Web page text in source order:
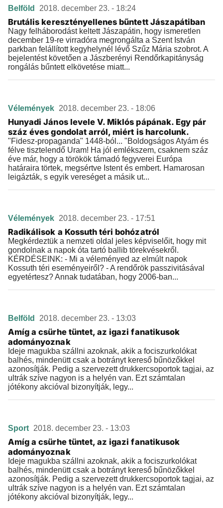
Belföld 2018. december 23. - 18:24
Brutális keresztényellenes bűntett Jászapátiban
Nagy felháborodást keltett Jászapátin, hogy ismeretlen
december 19-re virradóra megrongálta a Szent István
parkban felállított kegyhelynél lévő Szűz Mária szobrot. A
bejelentést követően a Jászberényi Rendőrkapitányság
rongálás bűntett elkövetése miatt...
Vélemények 2018. december 23. - 18:06
Hunyadi János levele V. Miklós pápának. Egy pár
száz éves gondolat arról, miért is harcolunk.
"Fidesz-propaganda" 1448-ból... "Boldogságos Atyám és
félve tisztelendő Uram! Ha jól emlékszem, csaknem száz
éve már, hogy a törökök támadó fegyverei Európa
határaira törtek, megsértve Istent és embert. Hamarosan
leigázták, s egyik vereséget a másik ut...
Vélemények 2018. december 23. - 17:51
Radikálisok a Kossuth téri bohózatról
Megkérdeztük a nemzeti oldal jeles képviselőit, hogy mit
gondolnak a napok óta tartó ballib törekvésekről.
KÉRDÉSEINK: - Mi a véleményed az elmúlt napok
Kossuth téri eseményeiről? - A rendőrök passzivitásával
egyetértesz? Annak tudatában, hogy 2006-ban...
Belföld 2018. december 23. - 13:03
Amíg a csürhe tüntet, az igazi fanatikusok
adományoznak
Ideje magukba szállni azoknak, akik a fociszurkolókat
balhés, mindenütt csak a botrányt kereső bűnözőkkel
azonosítják. Pedig a szervezett drukkercsoportok tagjai, az
ultrák szíve nagyon is a helyén van. Ezt számtalan
jótékony akcióval bizonyítják, legy...
Sport 2018. december 23. - 13:03
Amíg a csürhe tüntet, az igazi fanatikusok
adományoznak
Ideje magukba szállni azoknak, akik a fociszurkolókat
balhés, mindenütt csak a botrányt kereső bűnözőkkel
azonosítják. Pedig a szervezett drukkercsoportok tagjai, az
ultrák szíve nagyon is a helyén van. Ezt számtalan
jótékony akcióval bizonyítják, legy...